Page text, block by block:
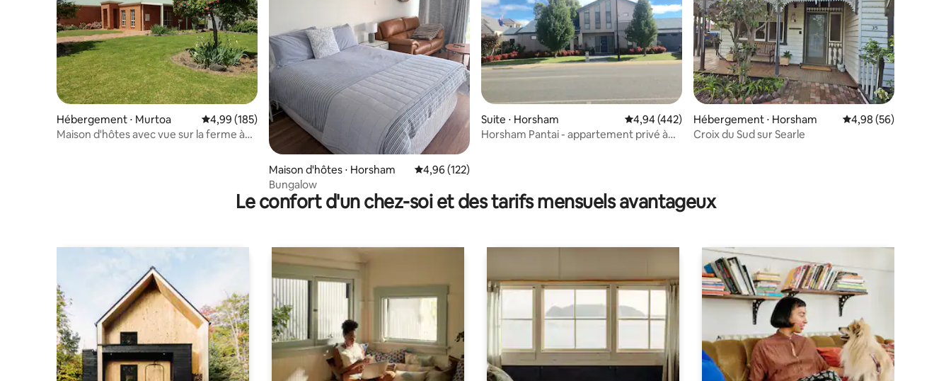
Hébergement ⋅ Murtoa Évaluation moyenne sur la base de 185 commentaires : 4,99 sur 5
4,99 (185)
Maison d'hôtes avec vue sur la ferme à
Maison d'hôtes ⋅ Horsham Évaluation moyenne sur la base de 122 commentaires : 4,96 sur 5
4,96 (122)
Bungalow
Suite ⋅ Horsham Évaluation moyenne sur la base de 442 commentaires : 4,94 sur 5
4,94 (442)
Horsham Pantai - appartement privé à
Hébergement ⋅ Horsham Évaluation moyenne
4,98 (56)
Croix du Sud sur Searle
Le confort d'un chez-soi et des tarifs mensuels avantageux